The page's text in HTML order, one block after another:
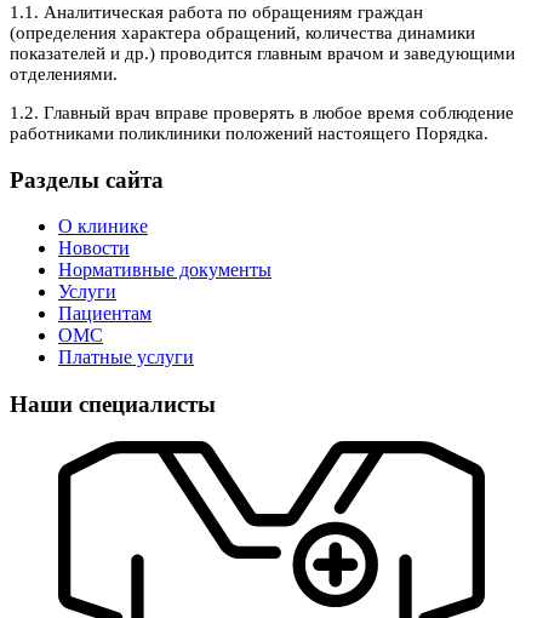
1.1. Аналитическая работа по обращениям граждан
(определения характера обращений, количества динамики
показателей и др.) проводится главным врачом и заведующими
отделениями.
1.2. Главный врач вправе проверять в любое время соблюдение
работниками поликлиники положений настоящего Порядка.
Разделы сайта
О клинике
Новости
Нормативные документы
Услуги
Пациентам
ОМС
Платные услуги
Наши специалисты